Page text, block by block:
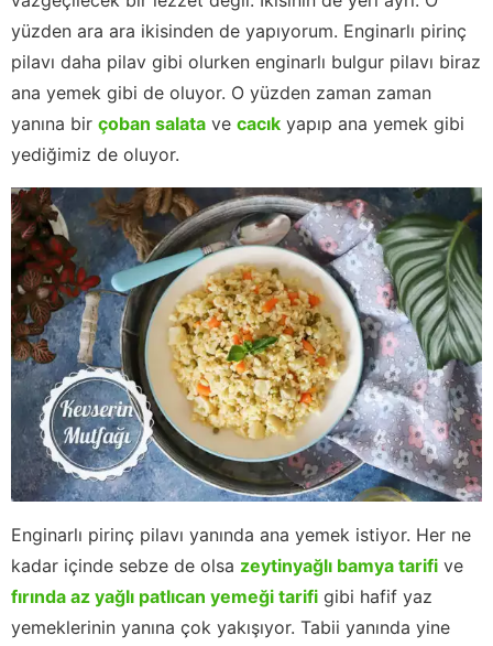
yüzden ara ara ikisinden de yapıyorum. Enginarlı pirinç
pilavı daha pilav gibi olurken enginarlı bulgur pilavı biraz
ana yemek gibi de oluyor. O yüzden zaman zaman
yanına bir çoban salata ve cacık yapıp ana yemek gibi
yediğimiz de oluyor.
Enginarlı pirinç pilavı yanında ana yemek istiyor. Her ne
kadar içinde sebze de olsa zeytinyağlı bamya tarifi ve
fırında az yağlı patlıcan yemeği tarifi gibi hafif yaz
yemeklerinin yanına çok yakışıyor. Tabii yanında yine